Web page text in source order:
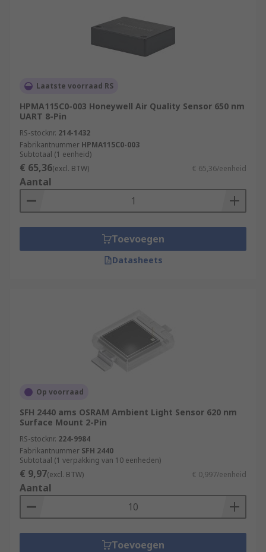
Laatste voorraad RS
HPMA115C0-003 Honeywell Air Quality Sensor 650 nm
UART 8-Pin
RS-stocknr. 214-1432
Fabrikantnummer HPMA115C0-003
Subtotaal (1 eenheid)
€ 65,36(excl. BTW) € 65,36/eenheid
Aantal
Toevoegen
Datasheets
Op voorraad
SFH 2440 ams OSRAM Ambient Light Sensor 620 nm
Surface Mount 2-Pin
RS-stocknr. 224-9984
Fabrikantnummer SFH 2440
Subtotaal (1 verpakking van 10 eenheden)
€ 9,97(excl. BTW) € 0,997/eenheid
Aantal
Toevoegen